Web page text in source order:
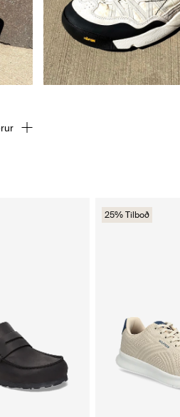
25% Tilboð